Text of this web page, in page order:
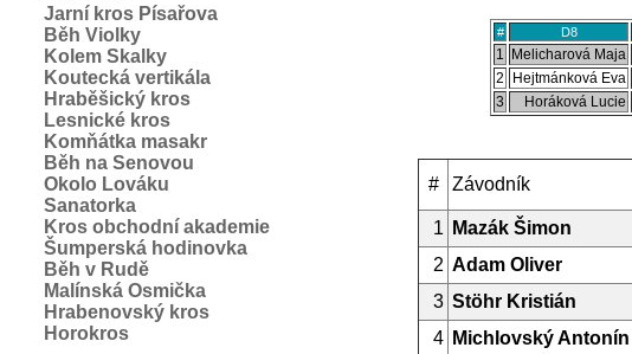
Jarní kros Písařova
Běh Violky
Kolem Skalky
Koutecká vertikála
Hraběšický kros
Lesnické kros
Komňátka masakr
Běh na Senovou
Okolo Lováku
Sanatorka
Kros obchodní akademie
Šumperská hodinovka
Běh v Rudě
Malínská Osmička
Hrabenovský kros
Horokros
# D8
1 Melicharová Maja
2
Hejtmánková Eva
3
Horáková Lucie
#
Závodník
1 Mazák Šimon
2 Adam Oliver
3 Stöhr Kristián
4 Michlovský Antonín